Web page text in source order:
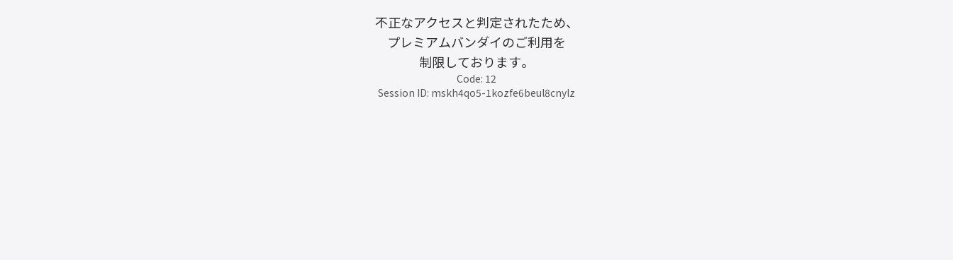
不正なアクセスと判定されたため、
プレミアムバンダイのご利用を
制限しております。
Code: 12
Session ID: mskh4qo5-1kozfe6beul8cnylz